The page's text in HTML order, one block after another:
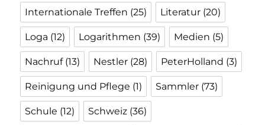
Internationale Treffen (25) Literatur (20)
Loga (12) Logarithmen (39) Medien (5)
Nachruf(13) Nestler (28) PeterHolland (3)
Reinigung und Pflege (1) Sammler (73)
Schule (12) Schweiz (36)